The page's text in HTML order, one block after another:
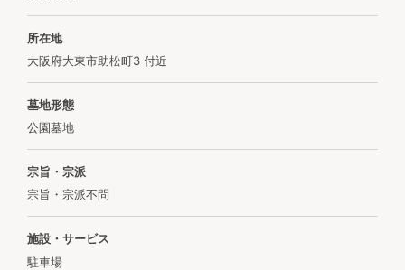
所在地
大阪府大東市助松町3 付近
墓地形態
公園墓地
宗旨・宗派
宗旨・宗派不問
施設・サービス
駐車場